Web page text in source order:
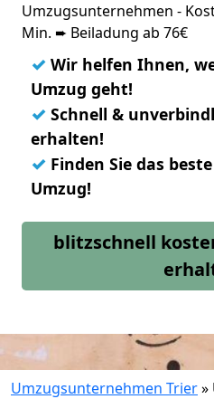
Umzugsunternehmen -
Min. ➨ Beiladung ab 76€
✓ Wir helfen Ihnen,
Umzug geht!
✓ Schnell &
erhalten!
✓ Finden Sie das
Umzug!
blitzschnell
Umzugsunternehmen Trier»